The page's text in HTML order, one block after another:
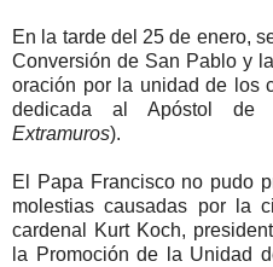
En la tarde del 25 de enero,
Conversión de San Pablo y
oración por la unidad de los
dedicada al Apóstol de
Extramuros).
El Papa Francisco no pudo
molestias causadas por la
cardenal Kurt Koch,
la Promoción de la Unidad